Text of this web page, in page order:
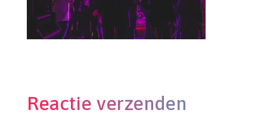
Reactie verzenden